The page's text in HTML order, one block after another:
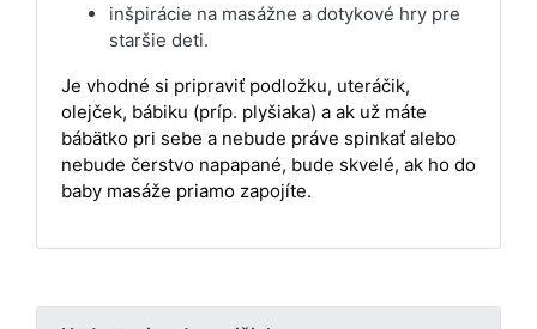
inšpirácie na masážne a dotykové hry pre
staršie deti.
Je vhodné si pripraviť podložku, uteráčik,
olejček, bábiku (príp. plyšiaka) a ak už máte
bábätko pri sebe a nebude práve spinkať alebo
nebude čerstvo napapané, bude skvelé, ak ho do
baby masáže priamo zapojíte.